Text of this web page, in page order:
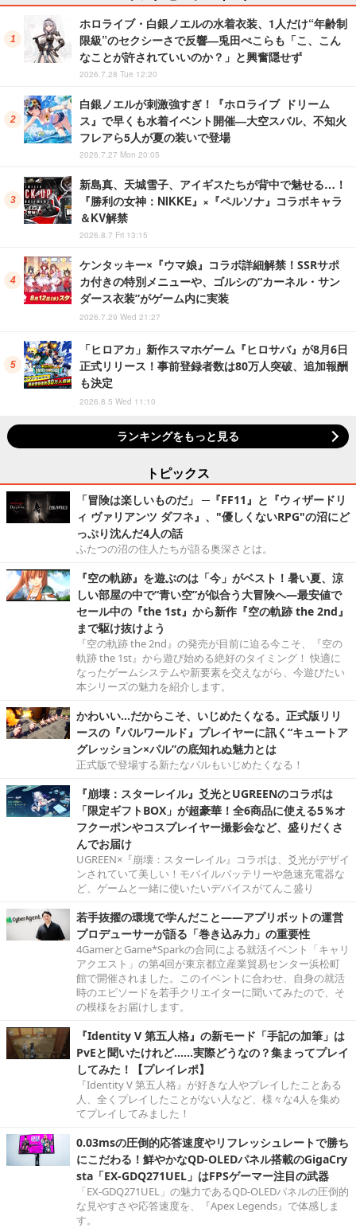
ホロライブ・白銀ノエルの水着衣装、1人だけ“年齢制
限級”のセクシーさで反響―兎田ぺこらも「こ、こん
なことが許されていいのか？」と興奮隠せず
2026.7.28 Tue 12:20
白銀ノエルが刺激強すぎ！『ホロライブ ドリーム
ス』で早くも水着イベント開催―大空スバル、不知火
フレアら5人が夏の装いで登場
2026.7.27 Mon 20:05
新島真、天城雪子、アイギスたちが背中で魅せる…！
『勝利の女神：NIKKE』×『ペルソナ』コラボキャラ
＆KV解禁
2026.8.7 Fri 13:15
ケンタッキー×『ウマ娘』コラボ詳細解禁！SSRサポ
カ付きの特別メニューや、ゴルシの“カーネル・サン
ダース衣装”がゲーム内に実装
2026.7.29 Wed 21:27
「ヒロアカ」新作スマホゲーム『ヒロサバ』が8月6日
正式リリース！事前登録者数は80万人突破、追加報酬
も決定
2026.8.5 Wed 11:10
ランキングをもっと見る
トピックス
「冒険は楽しいものだ」 ─『FF11』と『ウィザードリ
ィ ヴァリアンツ ダフネ』、"優しくないRPG"の沼にど
っぷり沈んだ4人の話
ふたつの沼の住人たちが語る奥深さとは。
『空の軌跡』を遊ぶのは「今」がベスト！暑い夏、涼
しい部屋の中で“青い空”が似合う大冒険へ―最安値で
セール中の『the 1st』から新作『空の軌跡 the 2nd』
まで駆け抜けよう
『空の軌跡 the 2nd』の発売が目前に迫る今こそ、『空の
軌跡 the 1st』から遊び始める絶好のタイミング！ 快適に
なったゲームシステムや新要素を交えながら、今遊びたい
本シリーズの魅力を紹介します。
かわいい…だからこそ、いじめたくなる。正式版リリ
ースの『パルワールド』プレイヤーに訊く“キュートア
グレッション×パル”の底知れぬ魅力とは
正式版で登場する新たなパルもいじめたくなる！
『崩壊：スターレイル』爻光とUGREENのコラボは
「限定ギフトBOX」が超豪華！全6商品に使える5％オ
フクーポンやコスプレイヤー撮影会など、盛りだくさ
んでお届け
UGREEN×『崩壊：スターレイル』コラボは、爻光がデザイ
ンされていて美しい！モバイルバッテリーや急速充電器な
ど、ゲームと一緒に使いたいデバイスがてんこ盛り
若手抜擢の環境で学んだこと――アプリボットの運営
プロデューサーが語る「巻き込み力」の重要性
4GamerとGame*Sparkの合同による就活イベント「キャリ
アクエスト」の第4回が東京都立産業貿易センター浜松町
館で開催されました。このイベントに合わせ、自身の就活
時のエピソードを若手クリエイターに聞いてみたので、そ
の模様をお届けします。
『Identity V 第五人格』の新モード「手記の加筆」は
PvEと聞いたけれど……実際どうなの？集まってプレイ
してみた！【プレイレポ】
『Identity V 第五人格』が好きな人やプレイしたことある
人、全くプレイしたことがない人など、様々な4人を集め
てプレイしてみました！
0.03msの圧倒的応答速度やリフレッシュレートで勝ち
にこだわる！鮮やかなQD-OLEDパネル搭載のGigaCry
sta「EX-GDQ271UEL」はFPSゲーマー注目の武器
「EX-GDQ271UEL」の魅力であるQD-OLEDパネルの圧倒的
な見やすさや応答速度を、『Apex Legends』で体感しま
す。